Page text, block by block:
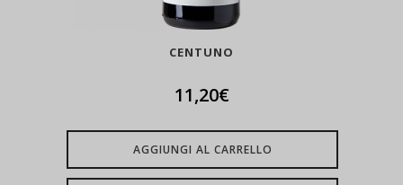
CENTUNO
11,20€
AGGIUNGI AL CARRELLO